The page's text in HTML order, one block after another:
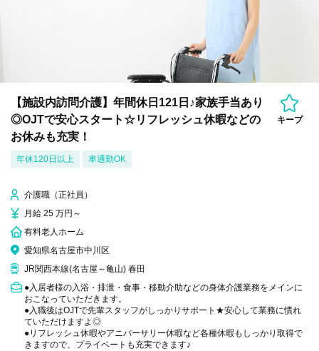
【施設内訪問介護】年間休日121日♪家族手当あり
◎OJTで安心スタート☆リフレッシュ休暇などの
お休みも充実！
キープ
年休120日以上 車通勤OK
介護職（正社員）
月給 25 万円～
有料老人ホーム
愛知県名古屋市中川区
JR関西本線(名古屋～亀山) 春田
●入居者様の入浴・排泄・食事・移動介助などの身体介護業務をメインに
おこなっていただきます。
●入職後はOJTで先輩スタッフがしっかりサポート★安心して業務に慣れ
ていただけますよ◎
●リフレッシュ休暇やアニバーサリー休暇など各種休暇もしっかり取得で
きますので、プライベートも充実できます♪